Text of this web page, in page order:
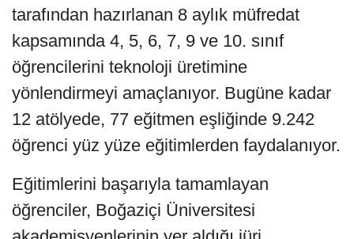
tarafından hazırlanan 8 aylık müfredat
kapsamında 4, 5, 6, 7, 9 ve 10. sınıf
öğrencilerini teknoloji üretimine
yönlendirmeyi amaçlanıyor. Bugüne kadar
12 atölyede, 77 eğitmen eşliğinde 9.242
öğrenci yüz yüze eğitimlerden faydalanıyor.
Eğitimlerini başarıyla tamamlayan
öğrenciler, Boğaziçi Üniversitesi